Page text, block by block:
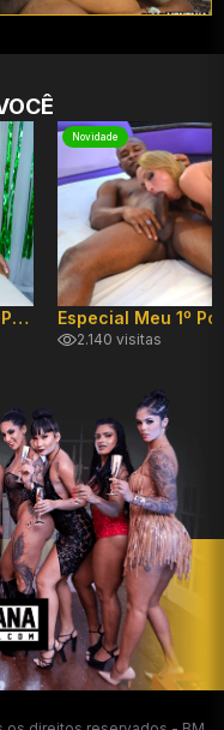
Kim raridade meteu 2 golaços em DP hard!
Novidade
2.140 visitas